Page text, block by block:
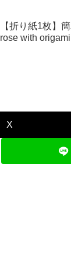
【折り紙1枚】
rose with
X